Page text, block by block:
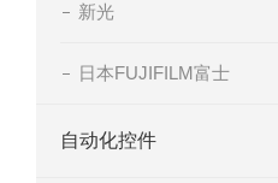
新光
日本FUJIFILM富士
自动化控件